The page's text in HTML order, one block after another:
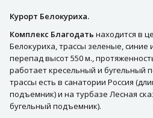
Курорт Белокуриха.
Комплекс Благодать находится в
Белокуриха, трассы зеленые,
перепад высот 550 м.,
работает кресельный и бугельный
трассы есть в санатории Россия
подъемник) и на турбазе Лесная
бугельный подъемник).